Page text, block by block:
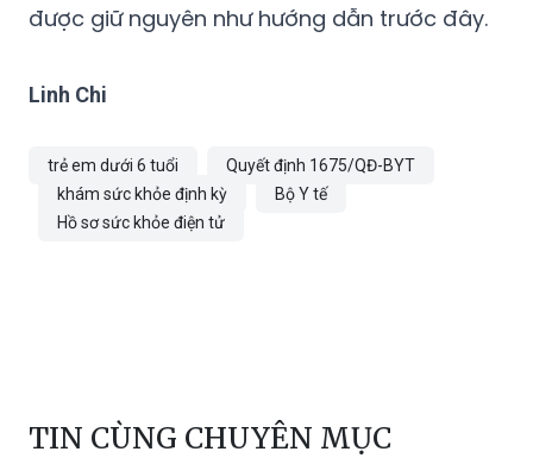
được giữ nguyên như hướng dẫn trước đây.
Linh Chi
trẻ em dưới 6 tuổi
Quyết định 1675/QĐ-BYT
khám sức khỏe định kỳ
Bộ Y tế
Hồ sơ sức khỏe điện tử
TIN CÙNG CHUYÊN MỤC